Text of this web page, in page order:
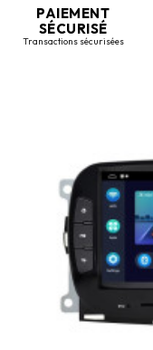
PAIEMENT
SÉCURISÉ
Transactions sécurisées